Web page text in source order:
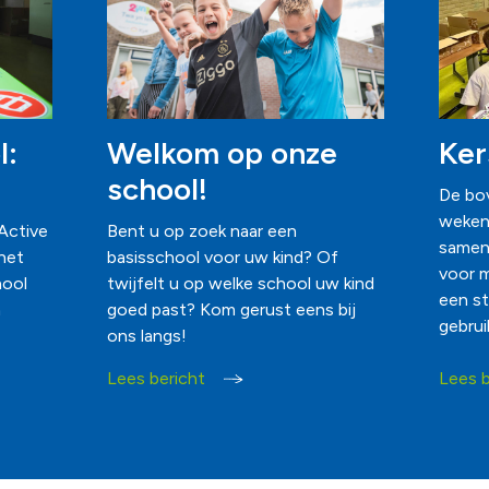
Welkom op onze
school!
Bent u op zoek naar een
basisschool voor uw kind? Of
twijfelt u op welke school uw kind
goed past? Kom gerust eens bij
ons langs!
Lees bericht
De
voor
een
Lees